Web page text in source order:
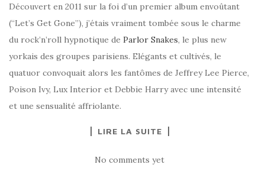
Découvert en 2011 sur la foi d’un premier album envoûtant
(“Let’s Get Gone”), j’étais vraiment tombée sous le charme
du rock’n’roll hypnotique de Parlor Snakes, le plus new
yorkais des groupes parisiens. Elégants et cultivés, le
quatuor convoquait alors les fantômes de Jeffrey Lee Pierce,
Poison Ivy, Lux Interior et Debbie Harry avec une intensité
et une sensualité affriolante.
LIRE LA SUITE
No comments yet